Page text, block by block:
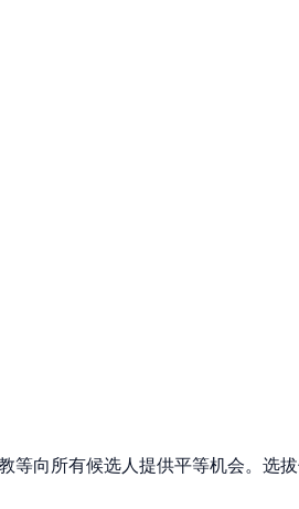
等向所有候选人提供平等机会。选